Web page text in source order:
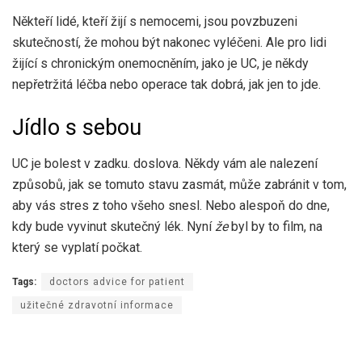
Někteří lidé, kteří žijí s nemocemi, jsou povzbuzeni
skutečností, že mohou být nakonec vyléčeni. Ale pro lidi
žijící s chronickým onemocněním, jako je UC, je někdy
nepřetržitá léčba nebo operace tak dobrá, jak jen to jde.
Jídlo s sebou
UC je bolest v zadku. doslova. Někdy vám ale nalezení
způsobů, jak se tomuto stavu zasmát, může zabránit v tom,
aby vás stres z toho všeho snesl. Nebo alespoň do dne,
kdy bude vyvinut skutečný lék. Nynížebyl by to film, na
který se vyplatí počkat.
Tags: doctors advice for patient
užitečné zdravotní informace